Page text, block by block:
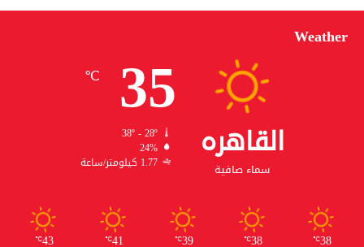
Weather
القاهره
سماء صافية
35
℃
38º - 28º
24%
1.77 كيلومتر/ساعة
38
℃
38
℃
39
℃
41
℃
43
℃